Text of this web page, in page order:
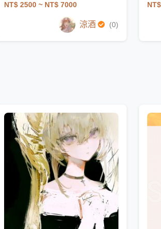
NT$ 2500 ~ NT$ 7000
涼酒 (0)